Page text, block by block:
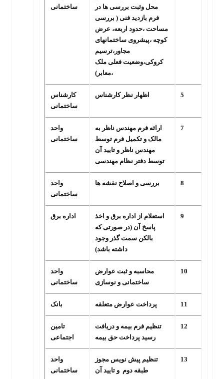
محل وثبت بررسی ها در
فرم بازدید فنی ( بررسی
مساحت ،حدود اربعه، عرض
کوچه ،پیشروی ساختمانهای
مجاور،ترسیم
کروکی،وضعیت فعلی ملک
،معابر)
ساختمانی
5 اظهار نظر کارشناس
کارشناس
ساختمانی
7
ارائه فرم مهندس ناظر به
مالک و تکمیل فرم توسط
مهندس ناظر و تایید آن
توسط دفتر نظام مهندسی
واحد
ساختمانی
8 بررسی و اصلاح نقشه ها
واحد
ساختمانی
9
استعلام از اداره برق و اخذ
پاسخ آن (در صورتی که
بالکن سمت گذر وجود
داشته باشد)
اداره برق
10
محاسبه و ثبت عوارض
ساختمانی و نوسازی
واحد
ساختمانی
11 پرداخت عوارض متعلقه بانک
12
تنظیم فرم بیمه و دریافت
رسید پرداخت حق بیمه
تامین
اجتماعی
13
تنظیم پیش نویس مجوز
طبقه دوم و تایید آن
واحد
ساختمانی